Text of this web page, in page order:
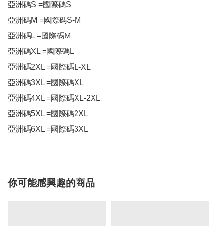
亞洲碼S =國際碼S
亞洲碼M =國際碼S-M
亞洲碼L =國際碼M
亞洲碼XL =國際碼L
亞洲碼2XL =國際碼L-XL
亞洲碼3XL =國際碼XL
亞洲碼4XL =國際碼XL-2XL
亞洲碼5XL =國際碼2XL
亞洲碼6XL =國際碼3XL
你可能感興趣的商品